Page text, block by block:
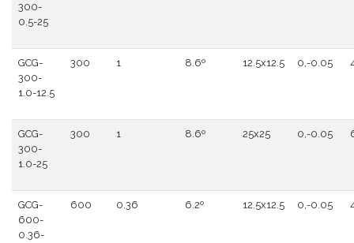
300-
0.5-25
GCG-
300-
1.0-12.5
300 1 8.6º 12.5x12.5 0,-0.05
GCG-
300-
1.0-25
300 1 8.6º 25x25 0,-0.05
GCG-
600-
0.36-
600 0.36 6.2º 12.5x12.5 0,-0.05